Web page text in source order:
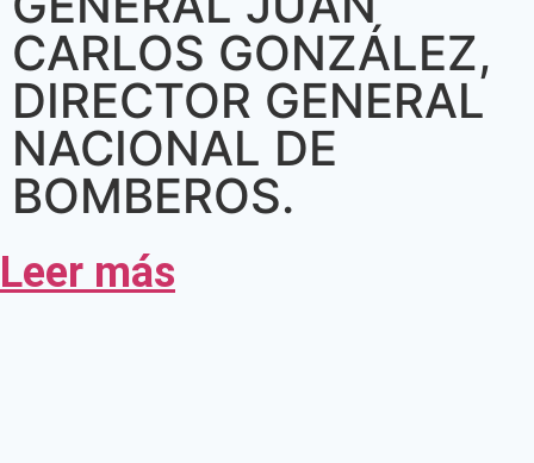
CARLOS GONZÁLEZ,
DIRECTOR GENERAL
NACIONAL DE
BOMBEROS.
Leer más